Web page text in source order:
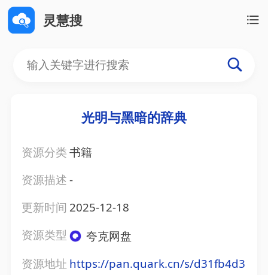
灵慧搜
光明与黑暗的辞典
资源分类书籍
资源描述-
更新时间 2025-12-18
资源类型
夸克网盘
资源地址 https://pan.quark.cn/s/d31fb4d3